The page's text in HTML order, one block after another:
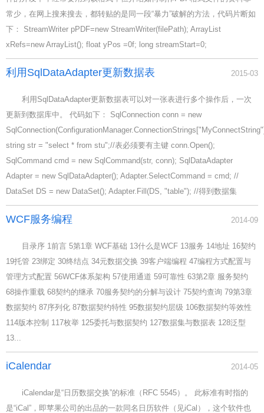
常少，在网上搜来搜去，都转贴的是同一段“暴力”破解的方法，代码片断如
下： StreamWriter pPDF=new StreamWriter(filePath); ArrayList
xRefs=new ArrayList(); float yPos =0f; long streamStart=0;
利用SqlDataAdapter更新数据表 2015-03
利用SqlDataAdapter更新数据表可以对一张表进行多个操作后，一次
更新到数据库中。 代码如下： SqlConnection conn = new
string str = "select * from stu";//表必须要有主键 conn.Open();
SqlCommand cmd = new SqlCommand(str, conn); SqlDataAdapter
Adapter = new SqlDataAdapter(); Adapter.SelectCommand = cmd; //
DataSet DS = new DataSet(); Adapter.Fill(DS, "table"); //得到数据集
WCF服务编程 2014-09
目录序 1前言 5第1章 WCF基础 13什么是WCF 13服务 14地址 16契约
19托管 23绑定 30终结点 34元数据交换 39客户端编程 47编程方式配置与
管理方式配置 56WCF体系架构 57使用通道 59可靠性 63第2章 服务契约
68操作重载 68契约的继承 70服务契约的分解与设计 75契约查询 79第3章
数据契约 87序列化 87数据契约特性 95数据契约层级 106数据契约等效性
114版本控制 117枚举 125委托与数据契约 127数据集与数据表 128泛型
13...
iCalendar 2014-05
iCalendar是“日历数据交换”的标准（RFC 5545）。 此标准有时指的
是“iCal”，即苹果公司的出品的一款同名日历软件（见iCal），这个软件也